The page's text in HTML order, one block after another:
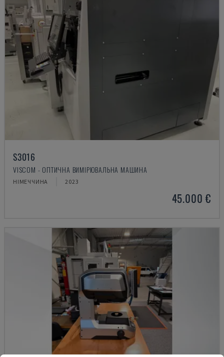
S3016
VISCOM - ОПТИЧНА ВИМІРЮВАЛЬНА МАШИНА
НІМЕЧЧИНА 2023
45.000 €